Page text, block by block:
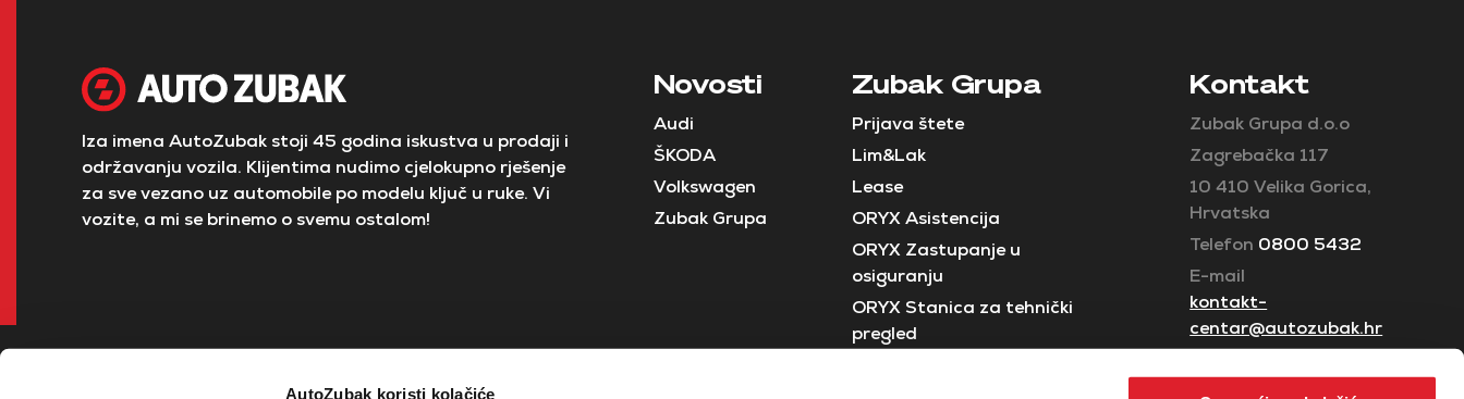
AutoZubak koristi kolačiće
Iza imena AutoZubak stoji 45 godina iskustva u prodaji i
održavanju vozila. Klijentima nudimo cjelokupno rješenje
za sve vezano uz automobile po modelu ključ u ruke. Vi
vozite, a mi se brinemo o svemu ostalom!
Novosti
Audi
ŠKODA
Volkswagen
Zubak Grupa
Zubak Grupa
Prijava štete
Lim&Lak
Lease
ORYX Asistencija
ORYX Zastupanje u
osiguranju
ORYX Stanica za tehnički
pregled
Kontakt
Zubak Grupa d.o.o
Zagrebačka 117
10 410 Velika Gorica,
Hrvatska
Telefon 0800 5432
E-mail
kontakt-
centar@autozubak.hr